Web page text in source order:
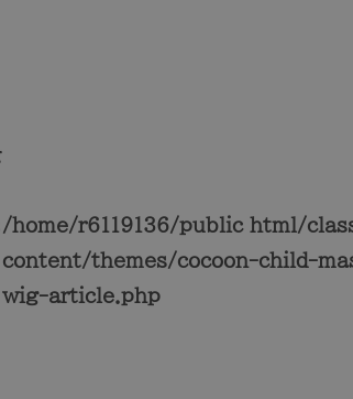
/home/r6119136/public_html/
content/themes/cocoon-child-
wig-article.php